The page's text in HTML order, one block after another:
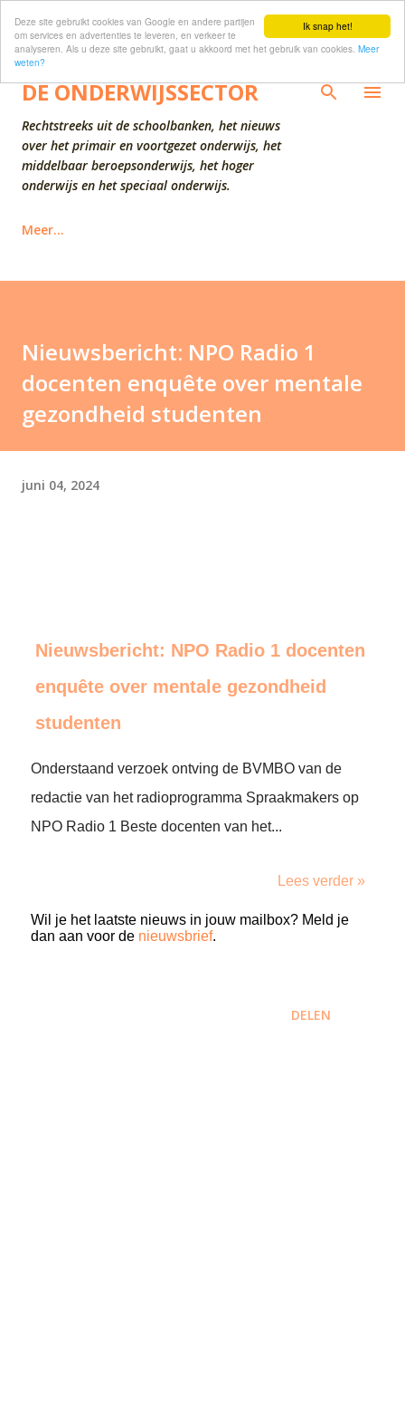
Ik snap het!
Deze site gebruikt cookies van Google en andere partijen
om services en advertenties te leveren, en verkeer te
analyseren. Als u deze site gebruikt, gaat u akkoord met het gebruik van cookies. Meer
weten?
Doorgaan naar hoofdcontent
DE ONDERWIJSSECTOR
Rechtstreeks uit de schoolbanken, het nieuws
over het primair en voortgezet onderwijs, het
middelbaar beroepsonderwijs, het hoger
onderwijs en het speciaal onderwijs.
Meer…
Nieuwsbericht: NPO Radio 1
docenten enquête over mentale
gezondheid studenten
juni 04, 2024
Nieuwsbericht: NPO Radio 1 docenten
enquête over mentale gezondheid
studenten
Onderstaand verzoek ontving de BVMBO van de
redactie van het radioprogramma Spraakmakers op
NPO Radio 1 Beste docenten van het...
Lees verder »
Wil je het laatste nieuws in jouw mailbox? Meld je
dan aan voor de nieuwsbrief.
DELEN